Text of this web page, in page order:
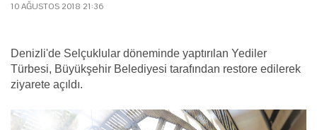
10 AĞUSTOS 2018 21:36
Denizli'de Selçuklular döneminde yaptırılan Yediler
Türbesi, Büyükşehir Belediyesi tarafından restore edilerek
ziyarete açıldı.